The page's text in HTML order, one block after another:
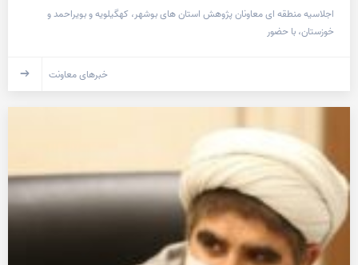
اجلاسیه منطقه ای معاونان پژوهش استان های بوشهر، کهگیلویه و بویراحمد و
خوزستان، با حضور
خبرهای معاونت